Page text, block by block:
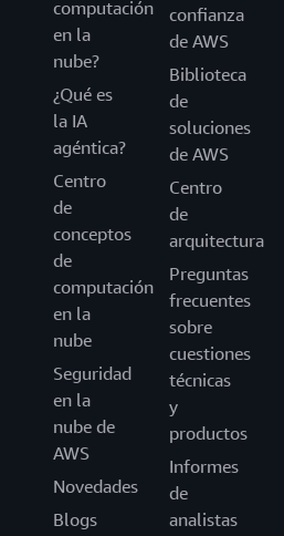
computación
en la
nube?
¿Qué es
la IA
agéntica?
Centro
de
conceptos
de
computación
en la
nube
Seguridad
en la
nube de
AWS
Novedades
Blogs
confianza
de AWS
Biblioteca
de
soluciones
de AWS
Centro
de
arquitectura
Preguntas
frecuentes
sobre
cuestiones
técnicas
y
productos
Informes
de
analistas